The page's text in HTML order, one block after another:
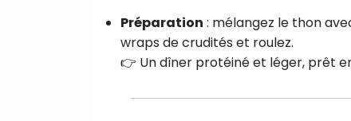
Préparation : mélangez le thon
wraps de crudités et roulez.
👉 Un dîner protéiné et léger, prêt